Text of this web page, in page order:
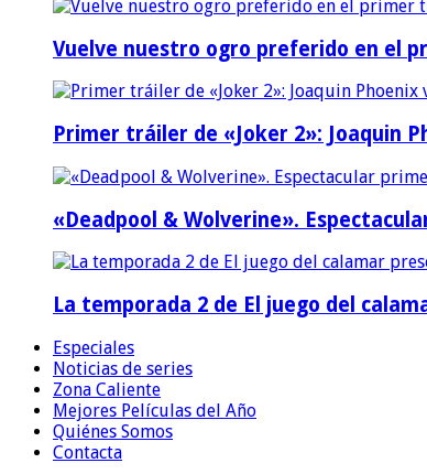
Vuelve nuestro ogro preferido en el
Primer tráiler de «Joker 2»: Joaquin
«Deadpool & Wolverine».
La temporada 2 de El juego del
Especiales
Noticias de series
Zona Caliente
Mejores Películas del Año
Quiénes Somos
Contacta